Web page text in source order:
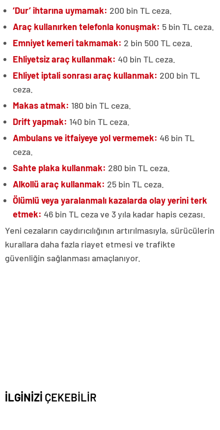
‘Dur’ ihtarına uymamak: 200 bin TL ceza.
Araç kullanırken telefonla konuşmak: 5 bin TL ceza.
Emniyet kemeri takmamak: 2 bin 500 TL ceza.
Ehliyetsiz araç kullanmak: 40 bin TL ceza.
Ehliyet iptali sonrası araç kullanmak: 200 bin TL
ceza.
Makas atmak: 180 bin TL ceza.
Drift yapmak: 140 bin TL ceza.
Ambulans ve itfaiyeye yol vermemek: 46 bin TL
ceza.
Sahte plaka kullanmak: 280 bin TL ceza.
Alkollü araç kullanmak: 25 bin TL ceza.
Ölümlü veya yaralanmalı kazalarda olay yerini terk
etmek: 46 bin TL ceza ve 3 yıla kadar hapis cezası.
Yeni cezaların caydırıcılığının artırılmasıyla, sürücülerin
kurallara daha fazla riayet etmesi ve trafikte
güvenliğin sağlanması amaçlanıyor.
İLGİNİZİ ÇEKEBİLİR